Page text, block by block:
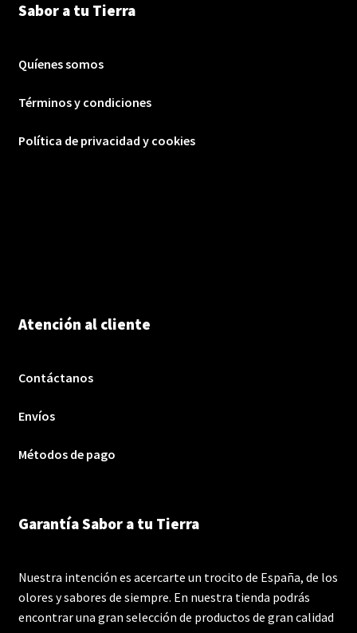
Sabor a tu Tierra
Quíenes somos
Términos y condiciones
Política de privacidad y cookies
Atención al cliente
Contáctanos
Envíos
Métodos de pago
Garantía Sabor a tu Tierra
Nuestra intención es acercarte un trocito de España, de los
olores y sabores de siempre. En nuestra tienda podrás
encontrar una gran selección de productos de gran calidad